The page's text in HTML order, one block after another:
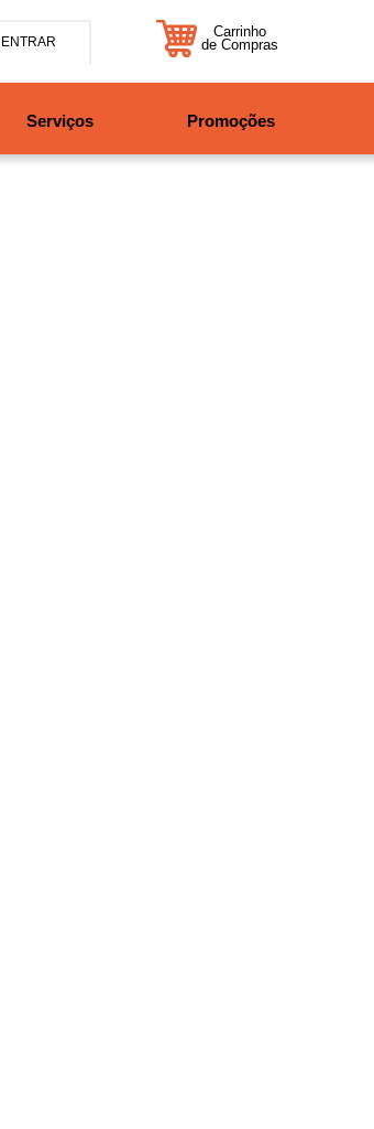
ENTRAR
Carrinho
de Compras
Serviços Promoções